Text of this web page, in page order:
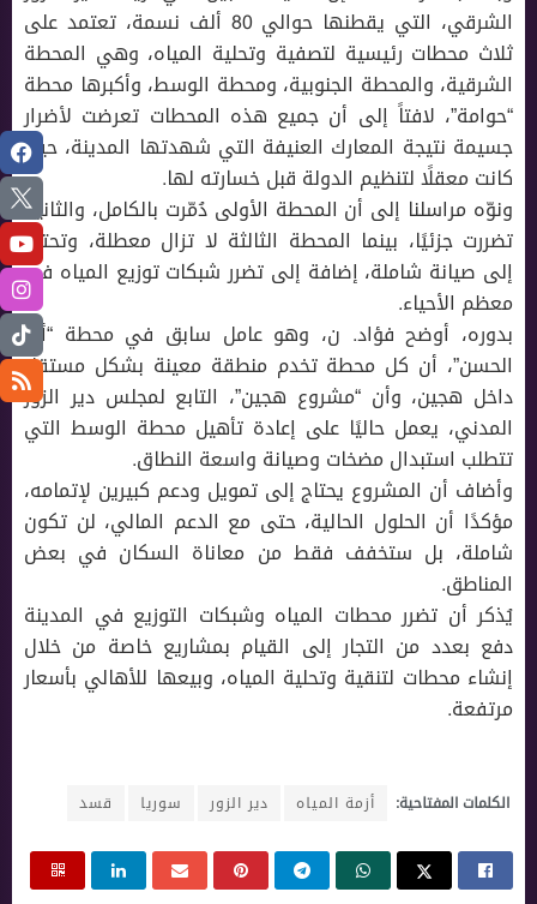
الشرقي، التي يقطنها حوالي 80 ألف نسمة، تعتمد على
ثلاث محطات رئيسية لتصفية وتحلية المياه، وهي المحطة
الشرقية، والمحطة الجنوبية، ومحطة الوسط، وأكبرها محطة
“حوامة”، لافتاً إلى أن جميع هذه المحطات تعرضت لأضرار
جسيمة نتيجة المعارك العنيفة التي شهدتها المدينة، حيث
كانت معقلًا لتنظيم الدولة قبل خسارته لها.
ونوّه مراسلنا إلى أن المحطة الأولى دُمّرت بالكامل، والثانية
تضررت جزئيًا، بينما المحطة الثالثة لا تزال معطلة، وتحتاج
إلى صيانة شاملة، إضافة إلى تضرر شبكات توزيع المياه في
معظم الأحياء.
بدوره، أوضح فؤاد. ن، وهو عامل سابق في محطة “أبو
الحسن”، أن كل محطة تخدم منطقة معينة بشكل مستقل
داخل هجين، وأن “مشروع هجين”، التابع لمجلس دير الزور
المدني، يعمل حاليًا على إعادة تأهيل محطة الوسط التي
تتطلب استبدال مضخات وصيانة واسعة النطاق.
وأضاف أن المشروع يحتاج إلى تمويل ودعم كبيرين لإتمامه،
مؤكدًا أن الحلول الحالية، حتى مع الدعم المالي، لن تكون
شاملة، بل ستخفف فقط من معاناة السكان في بعض
المناطق.
يُذكر أن تضرر محطات المياه وشبكات التوزيع في المدينة
دفع بعدد من التجار إلى القيام بمشاريع خاصة من خلال
إنشاء محطات لتنقية وتحلية المياه، وبيعها للأهالي بأسعار
مرتفعة.
الكلمات المفتاحية: أزمة المياه دير الزور سوريا قسد